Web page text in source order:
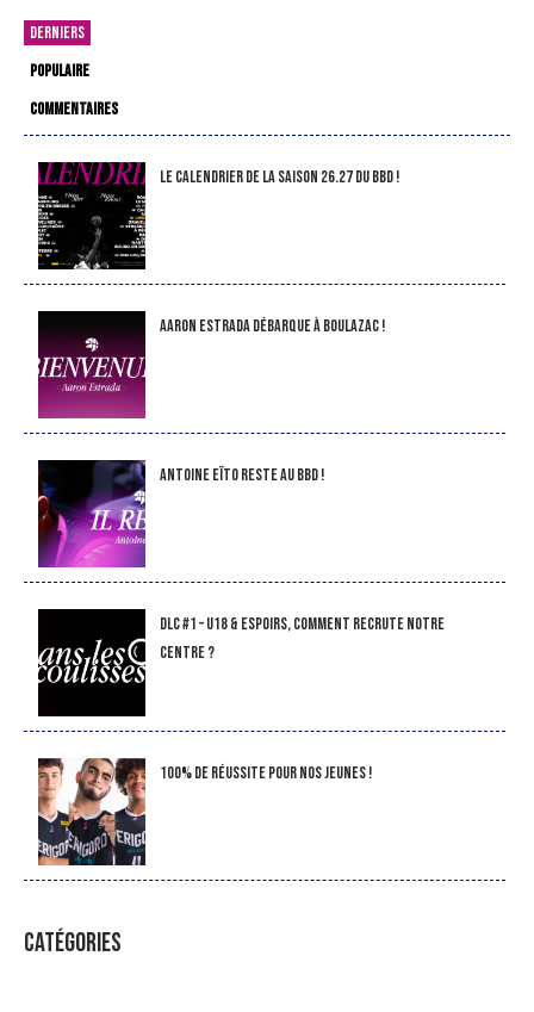
DERNIERS
POPULAIRE
COMMENTAIRES
LE CALENDRIER DE LA SAISON 26.27 DU BBD !
Aaron Estrada débarque à Boulazac !
Antoine Eïto reste au BBD !
DLC #1 – U18 & Espoirs, comment recrute notre
Centre ?
100% de réussite pour nos jeunes !
CATÉGORIES